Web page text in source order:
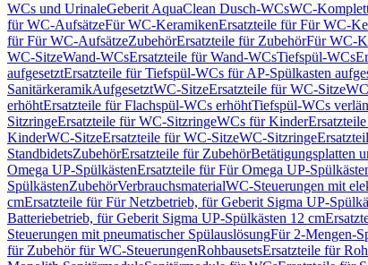
WCs und UrinaleGeberit AquaClean Dusch-WCsWC-
für WC-AufsätzeFür WC-KeramikenErsatzteile für Für WC-
für Für WC-AufsätzeZubehörErsatzteile für ZubehörFür WC-
WC-SitzeWand-WCsErsatzteile für Wand-WCsTiefspül-WCs
aufgesetztErsatzteile für Tiefspül-WCs für AP-Spülkasten
SanitärkeramikAufgesetztWC-SitzeErsatzteile für WC-Sitze
erhöhtErsatzteile für Flachspül-WCs erhöhtTiefspül-WCs
SitzringeErsatzteile für WC-SitzringeWCs für Kinder
KinderWC-SitzeErsatzteile für WC-SitzeWC-Sitzringe
StandbidetsZubehörErsatzteile für ZubehörBetätigungsplatten
Omega UP-SpülkästenErsatzteile für Für Omega UP-
SpülkästenZubehörVerbrauchsmaterialWC-Steuerungen mit
cmErsatzteile für Für Netzbetrieb, für Geberit Sigma UP-
Batteriebetrieb, für Geberit Sigma UP-Spülkästen 12 cm
Steuerungen mit pneumatischer SpülauslösungFür 2-Mengen-
für Zubehör für WC-SteuerungenRohbausetsErsatzteile für